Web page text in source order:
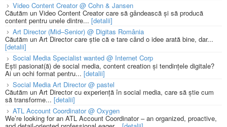
Video Content Creator @ Cohn & Jansen
Căutăm un Video Content Creator care să gândească și să producă
content pentru unele dintre... [detalii]
Art Director (Mid–Senior) @ Digitas România
Căutăm un Art Director care știe că e tare când o idee arată bine, dar...
[detalii]
Social Media Specialist wanted @ Internet Corp
Ești pasionat(ă) de social media, content creation și tendințele digitale?
Ai un ochi format pentru... [detalii]
Social Media Art Director @ pastel
Căutăm un Art Director cu experiență în social media, care să știe cum
să transforme... [detalii]
ATL Account Coordinator @ Oxygen
We’re looking for an ATL Account Coordinator – an organized, proactive,